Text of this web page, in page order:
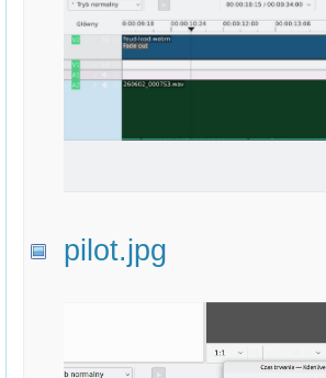
pilot.jpg